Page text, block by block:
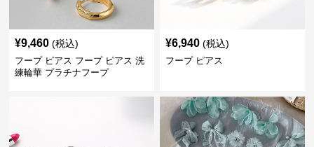
¥9,460 (税込)
フープ ピアス フープ ピアス 洗
練輪華 プラチナフープ
¥6,940 (税込)
フープ ピアス